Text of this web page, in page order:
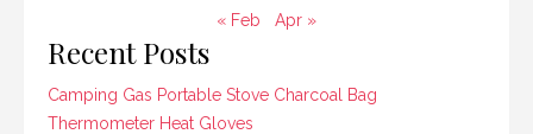
« Feb Apr »
Recent Posts
Camping Gas Portable Stove Charcoal Bag
Thermometer Heat Gloves